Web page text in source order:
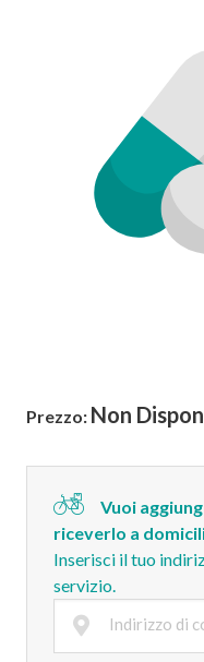
Prezzo: Non
Vuoi
riceverlo a
Inserisci il tuo
servizio.